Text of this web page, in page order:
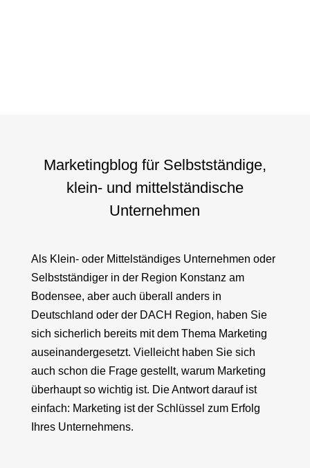
Marketingblog für Selbstständige,
klein- und mittelständische
Unternehmen
Als Klein- oder Mittelständiges Unternehmen oder
Selbstständiger in der Region Konstanz am
Bodensee, aber auch überall anders in
Deutschland oder der DACH Region, haben Sie
sich sicherlich bereits mit dem Thema Marketing
auseinandergesetzt. Vielleicht haben Sie sich
auch schon die Frage gestellt, warum Marketing
überhaupt so wichtig ist. Die Antwort darauf ist
einfach: Marketing ist der Schlüssel zum Erfolg
Ihres Unternehmens.